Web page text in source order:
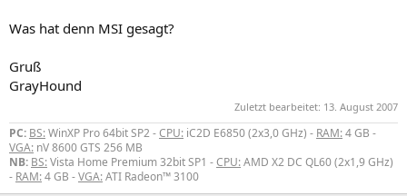
Was hat denn MSI gesagt?
Gruß
GrayHound
Zuletzt bearbeitet: 13. August 2007
PC: BS:WinXP Pro 64bit SP2 -CPU: iC2D E6850 (2x3,0 GHz) - RAM:4 GB -
VGA: nV 8600 GTS 256 MB
NB: BS:Vista Home Premium 32bit SP1 -CPU:AMD X2 DC QL60 (2x1,9 GHz)
- RAM:4 GB -VGA:ATI Radeon™ 3100